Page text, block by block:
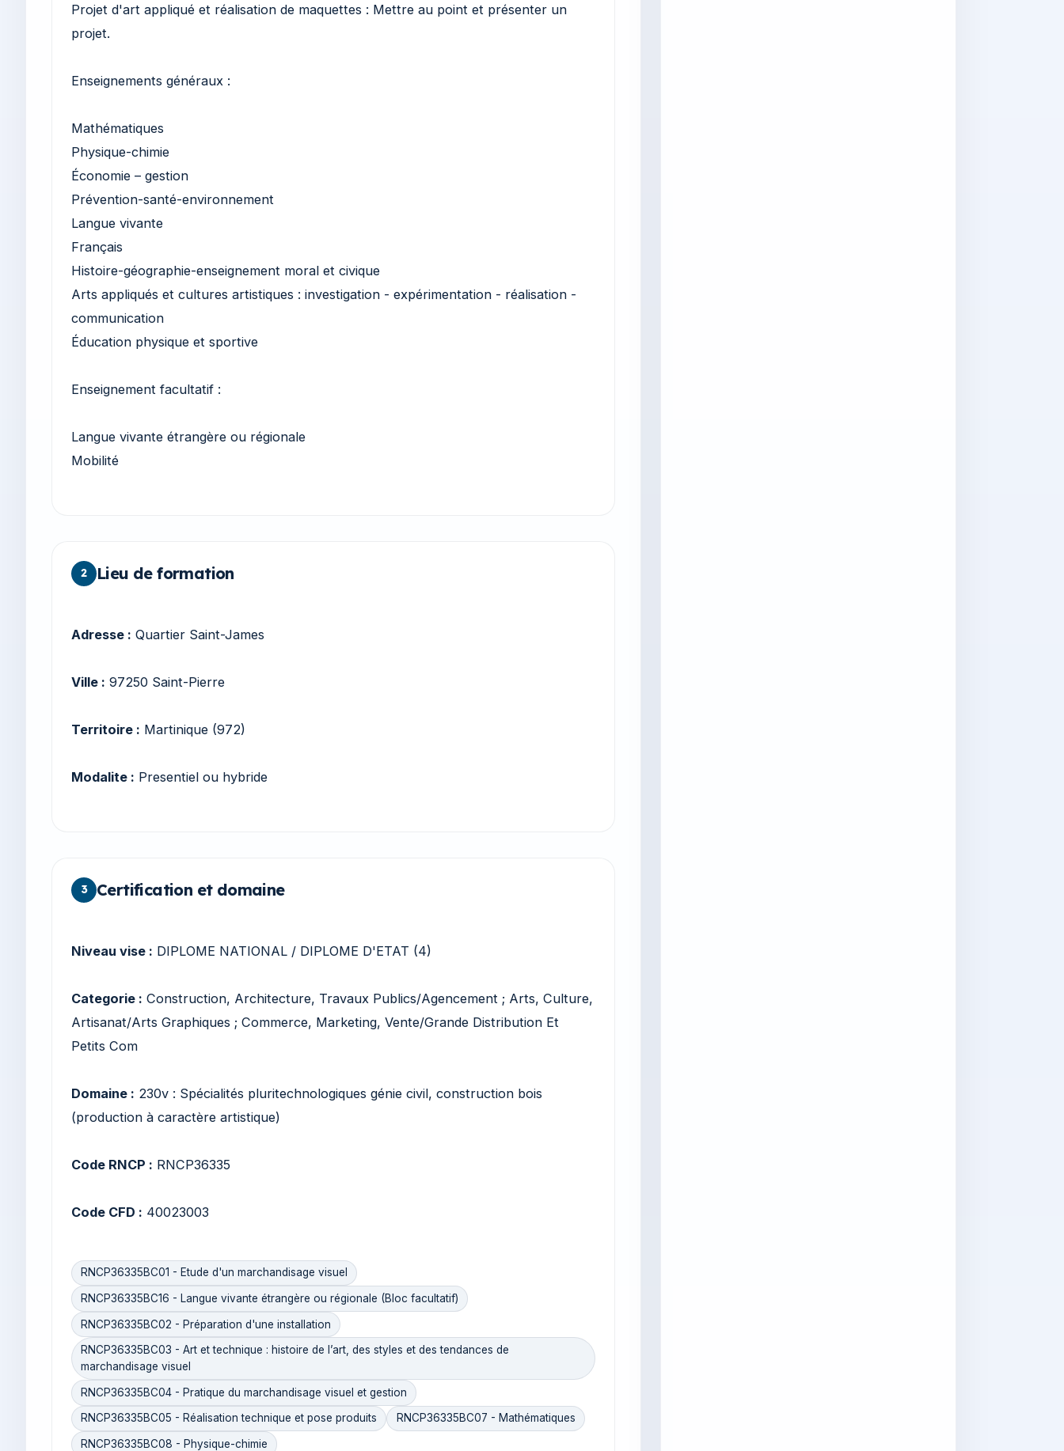
Projet d'art appliqué et réalisation de maquettes : Mettre au point et présenter un
projet.
Enseignements généraux :
Mathématiques
Physique-chimie
Économie – gestion
Prévention-santé-environnement
Langue vivante
Français
Histoire-géographie-enseignement moral et civique
Arts appliqués et cultures artistiques : investigation - expérimentation - réalisation -
communication
Éducation physique et sportive
Enseignement facultatif :
Langue vivante étrangère ou régionale
Mobilité
2 Lieu de formation
Adresse : Quartier Saint-James
Ville : 97250 Saint-Pierre
Territoire : Martinique (972)
Modalite : Presentiel ou hybride
3 Certification et domaine
Niveau vise : DIPLOME NATIONAL / DIPLOME D'ETAT (4)
Categorie : Construction, Architecture, Travaux Publics/Agencement ; Arts, Culture,
Artisanat/Arts Graphiques ; Commerce, Marketing, Vente/Grande Distribution Et
Petits Com
Domaine : 230v : Spécialités pluritechnologiques génie civil, construction bois
(production à caractère artistique)
Code RNCP : RNCP36335
Code CFD : 40023003
RNCP36335BC01 - Etude d'un marchandisage visuel
RNCP36335BC16 - Langue vivante étrangère ou régionale (Bloc facultatif)
RNCP36335BC02 - Préparation d'une installation
RNCP36335BC03 - Art et technique : histoire de l’art, des styles et des tendances de
marchandisage visuel
RNCP36335BC04 - Pratique du marchandisage visuel et gestion
RNCP36335BC05 - Réalisation technique et pose produits RNCP36335BC07 - Mathématiques
RNCP36335BC08 - Physique-chimie